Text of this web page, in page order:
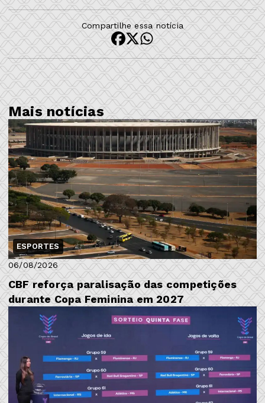
Compartilhe essa notícia
Mais notícias
ESPORTES
06/08/2026
CBF reforça paralisação das competições
durante Copa Feminina em 2027